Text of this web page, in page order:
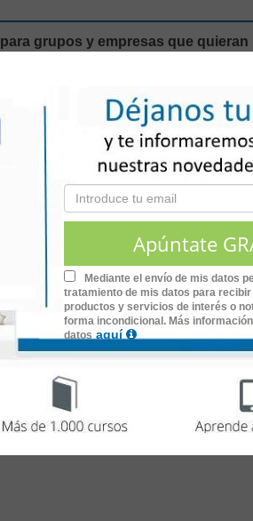
grupos y empresas que quieran
a la semana.
de Nebrija.
certificados
Mediante el envío de mis datos
tratamiento de mis datos para
productos y servicios de interés o
forma incondicional. Más
datos aquí